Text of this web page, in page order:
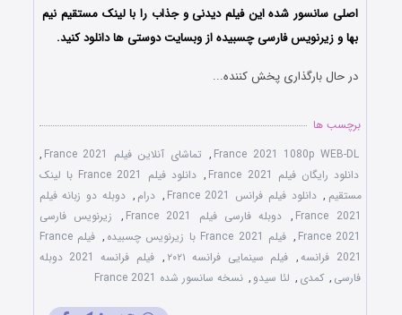
اصلی سانسور شده این فیلم دیدنی و جذاب را با لینک مستقیم نیم
بها و زیرنویس فارسی چسبیده از وبسایت دوستی ها دانلود کنید.
در حال بارگذاری پخش کننده...
برچسب ها
France 2021 1080p WEB-DL
, تماشای آنلاین فیلم France 2021
,
دانلود رایگان فیلم France 2021
,
دانلود فیلم France 2021 با لینک
مستقیم , دانلود فیلم فرانس France 2021 , درام , دوبله دو زبانه فیلم
France 2021
, دوبله فارسی فیلم France 2021 , زیرنویس فارسی
France 2021
, فیلم France 2021 با زیرنویس چسبیده ,
فیلم France
2021 فرانسه
, فیلم سینمایی فرانسه ۲۰۲۱ ,
فیلم فرانسه 2021 دوبله
فارسی , کمدی , لئا سیدو , نسخه سانسور شده France 2021